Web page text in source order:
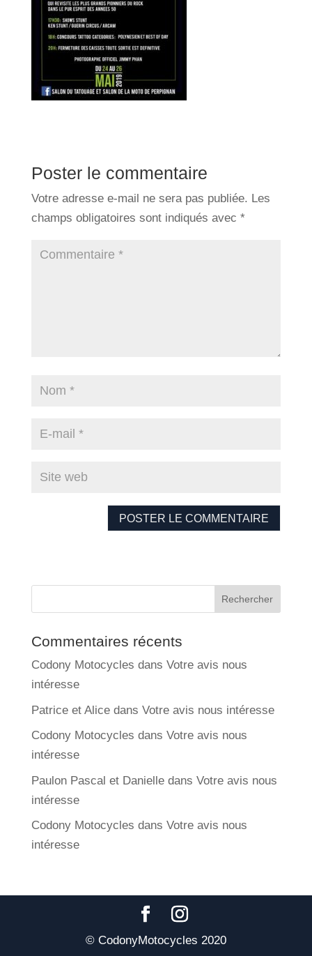
Poster le commentaire
Votre adresse e-mail ne sera pas publiée. Les
champs obligatoires sont indiqués avec *
Commentaires récents
Codony Motocycles dans Votre avis nous
intéresse
Patrice et Alicedans Votre avis nous intéresse
Codony Motocycles dans Votre avis nous
intéresse
Paulon Pascal et Danielledans Votre avis nous
intéresse
Codony Motocycles dans Votre avis nous
intéresse
© CodonyMotocycles 2020